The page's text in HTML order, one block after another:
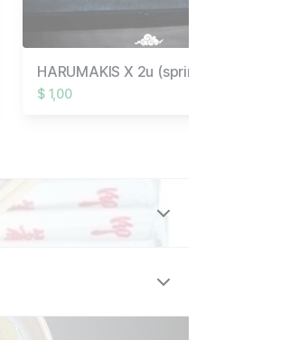
HARUMAKIS X 2u (spring rolls)
$ 1,00